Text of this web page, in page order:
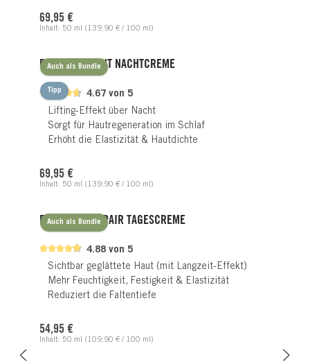
Inhalt: 50 ml (139,90 € / 100 ml)
69,95 €
Tipp
Auch als Bundle
4.67 von 5
PHYTOXCELLENT NACHTCREME
Lifting-Effekt über Nacht
Sorgt für Hautregeneration im Schlaf
Erhöht die Elastizität & Hautdichte
Inhalt: 50 ml (139,90 € / 100 ml)
69,95 €
Auch als Bundle
4.88 von 5
EXCLUSIVE REPAIR TAGESCREME
Sichtbar geglättete Haut (mit Langzeit-Effekt)
Mehr Feuchtigkeit, Festigkeit & Elastizität
Reduziert die Faltentiefe
Inhalt: 50 ml (109,90 € / 100 ml)
54,95 €